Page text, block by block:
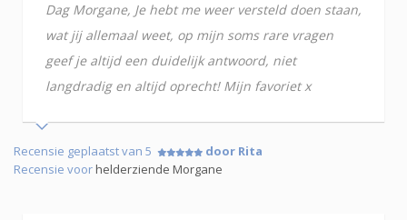
Dag Morgane, Je hebt me weer versteld doen staan,
wat jij allemaal weet, op mijn soms rare vragen
geef je altijd een duidelijk antwoord, niet
langdradig en altijd oprecht! Mijn favoriet x
Recensie geplaatst van 5
door Rita
Recensie voorhelderziende Morgane